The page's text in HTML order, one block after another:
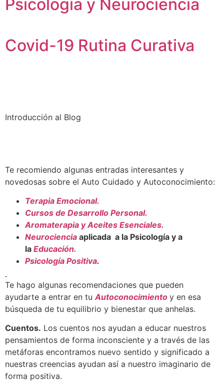
Psicología y Neurociencia
Covid-19 Rutina Curativa
Introducción al Blog
Te recomiendo algunas entradas interesantes y
novedosas sobre el Auto Cuidado y Autoconocimiento:
Terapia Emocional.
Cursos de Desarrollo Personal.
Aromaterapia y Aceites Esenciales.
Neurociencia aplicada a la Psicología y a
la Educación.
Psicología Positiva.
Te hago algunas recomendaciones que pueden
ayudarte a entrar en tu Autoconocimiento y en esa
búsqueda de tu equilibrio y bienestar que anhelas.
Cuentos. Los cuentos nos ayudan a educar nuestros
pensamientos de forma inconsciente y a través de las
metáforas encontramos nuevo sentido y significado a
nuestras creencias ayudan así a nuestro imaginario de
forma positiva.